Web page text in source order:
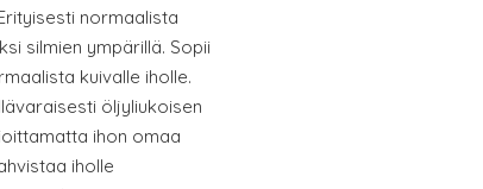
normaalista
silmien ympärillä. Sopii
kuivalle iholle.
öljyliukoisen
ihon omaa
iholle